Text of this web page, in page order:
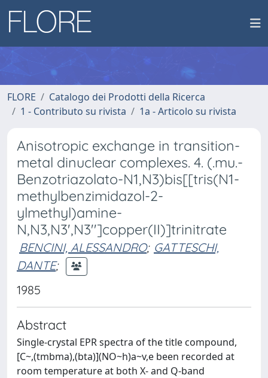
FLORE
Catalogo dei Prodotti della Ricerca
1 - Contributo su rivista
1a - Articolo su rivista
Anisotropic exchange in transition-
metal dinuclear complexes. 4. (.mu.-
Benzotriazolato-N1,N3)bis[[tris(N1-
methylbenzimidazol-2-
ylmethyl)amine-
N,N3,N3',N3'']copper(II)]trinitrate
BENCINI, ALESSANDRO; GATTESCHI,
DANTE;
1985
Abstract
Single-crystal EPR spectra of the title compound,
[C~,(tmbma),(bta)](NO~h)a~v,e been recorded at
room temperature at both X- and Q-band